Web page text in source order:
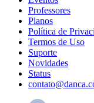
Professores
Planos
Política de
Termos de Uso
Suporte
Novidades
Status